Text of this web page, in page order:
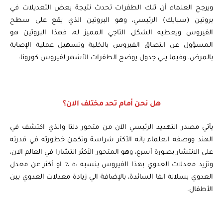
ويرجح العلماء أن تلك الطفرات تحدث نتيجة بعض التعديلات في
بروتين (سبايك) الرئيسي، وهو البروتين الذي يقع على سطح
الفيروس ويعطيه الشكل التاجي المميز له، فهذا البروتين هو
المسؤول عن التصاق الفيروس بالخلية وتسهيل عملية الإصابة
بالمرض، وفيما يلي جدول يوضح الطفرات الأشهر لفيروس كورونا:
هل نحن أمام تحد مختلف الان؟
يأتي مصدر التهديد الرئيسي الآن من متحور دلتا والذي اكتشف في
الهند ووصفه العلماء بانه الأكثر شراسة وتكمن خطورته في قدرته
على الانتشار بصورة أسرع، وهو المتحور الأكثر انتشارا في العالم الان،
وتزيد معدلات العدوي بهذا الفيروس بنسبه ٥٠ ٪ او أكثر عن معدل
العدوي بسلالة الفا السائدة، بالإضافة الي زيادة معدلات العدوي بين
الأطفال.